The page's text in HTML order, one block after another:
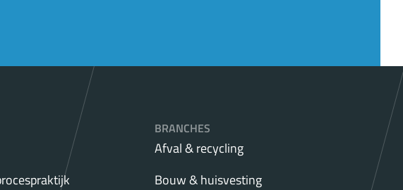
BRANCHES
Afval & recycling
Bouw & huisvesting